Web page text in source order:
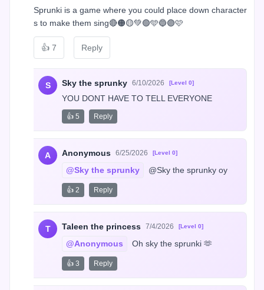
Sprunki is a game where you could place down character
s to make them sing🔴🟠🟡💚🟢🩵🔵🟣🩷
👍 7 Reply
S Sky the sprunky 6/10/2026 [Level 0]
YOU DONT HAVE TO TELL EVERYONE
👍 5 Reply
A Anonymous 6/25/2026 [Level 0]
@Sky the sprunky @Sky the sprunky oy
👍 2 Reply
T Taleen the princess 7/4/2026 [Level 0]
@Anonymous Oh sky the sprunki 🫶
👍 3 Reply